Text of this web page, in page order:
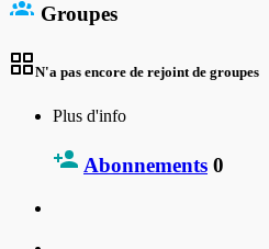
Groupes
N'a pas encore de rejoint de groupes
Plus d'info
Abonnements 0